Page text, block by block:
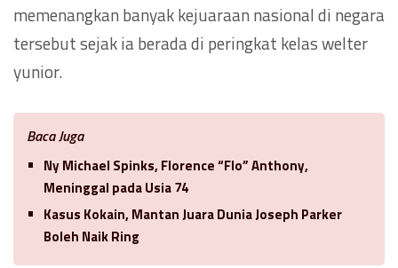
memenangkan banyak kejuaraan nasional di negara
tersebut sejak ia berada di peringkat kelas welter
yunior.
Baca Juga
Ny Michael Spinks, Florence “Flo” Anthony,
Meninggal pada Usia 74
Kasus Kokain, Mantan Juara Dunia Joseph Parker
Boleh Naik Ring